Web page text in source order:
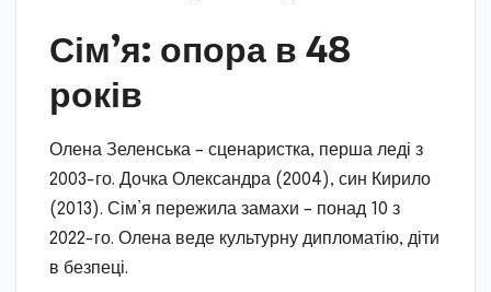
Сім’я: опора в 48
років
Олена Зеленська – сценаристка, перша леді з
2003-го. Дочка Олександра (2004), син Кирило
(2013). Сім’я пережила замахи – понад 10 з
2022-го. Олена веде культурну дипломатію, діти
в безпеці.